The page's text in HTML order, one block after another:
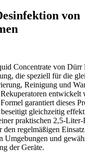
von
Concentrate von Dürr
die speziell für die
Reinigung und
entwickelt
garantiert dieses
gleichzeitig
praktischen 2,5-Liter-
regelmäßigen
Umgebungen und
der Geräte.